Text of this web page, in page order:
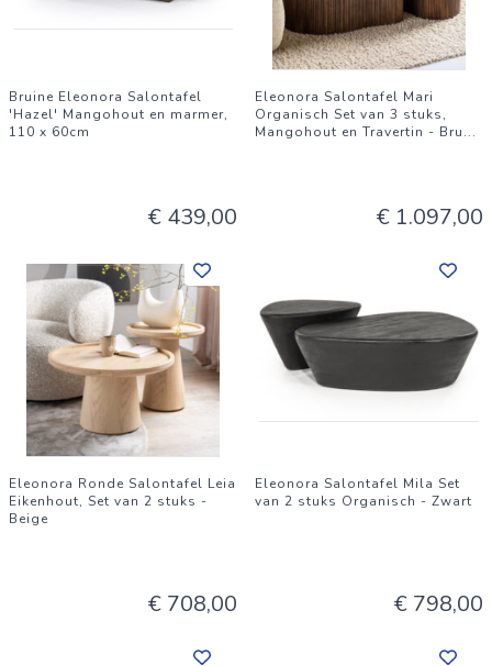
Bruine Eleonora Salontafel
'Hazel' Mangohout en marmer,
110 x 60cm
€ 439,00
Eleonora Salontafel Mari
Organisch Set van 3 stuks,
Mangohout en Travertin - Bru...
€ 1.097,00
Eleonora Ronde Salontafel Leia
Eikenhout, Set van 2 stuks -
Beige
€ 708,00
Eleonora Salontafel Mila Set
van 2 stuks Organisch - Zwart
€ 798,00